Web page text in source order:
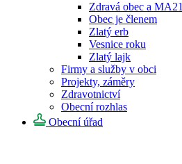
Zdravá obec a MA21
Obec je členem
Zlatý erb
Vesnice roku
Zlatý lajk
Firmy a služby v obci
Projekty, záměry
Zdravotnictví
Obecní rozhlas
Obecní úřad